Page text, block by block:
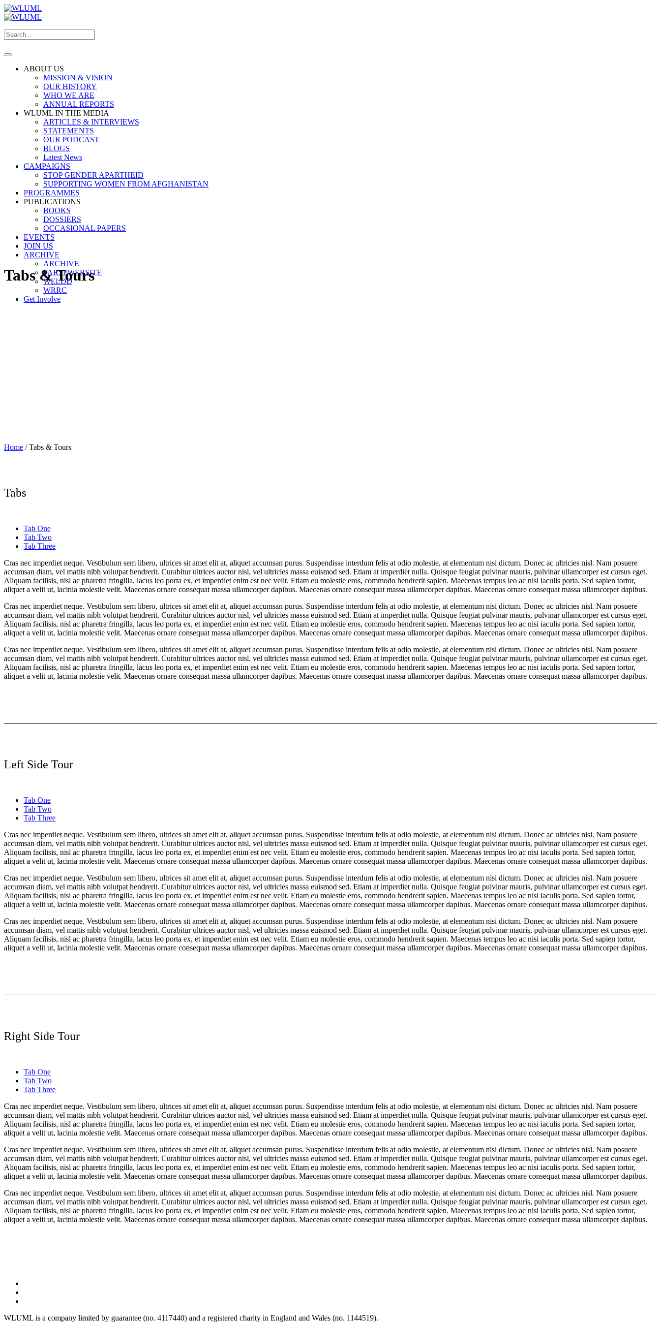
ABOUT US
MISSION & VISION
OUR HISTORY
WHO WE ARE
ANNUAL REPORTS
WLUML IN THE MEDIA
ARTICLES & INTERVIEWS
STATEMENTS
OUR PODCAST
BLOGS
Latest News
CAMPAIGNS
STOP GENDER APARTHEID
SUPPORTING WOMEN FROM AFGHANISTAN
PROGRAMMES
PUBLICATIONS
BOOKS
DOSSIERS
OCCASIONAL PAPERS
EVENTS
JOIN US
ARCHIVE
ARCHIVE
FARSI WEBSITE
WELDD
WRRC
Get Involve
Tabs & Tours
Home /Tabs & Tours
Tabs
Tab One
Tab Two
Tab Three
Cras nec imperdiet neque. Vestibulum sem libero, ultrices sit amet elit at, aliquet accumsan purus. Suspendisse interdum felis at odio molestie, at elementum nisi dictum. Donec ac ultricies nisl. Nam posuere
accumsan diam, vel mattis nibh volutpat hendrerit. Curabitur ultrices auctor nisl, vel ultricies massa euismod sed. Etiam at imperdiet nulla. Quisque feugiat pulvinar mauris, pulvinar ullamcorper est cursus eget.
Aliquam facilisis, nisl ac pharetra fringilla, lacus leo porta ex, et imperdiet enim est nec velit. Etiam eu molestie eros, commodo hendrerit sapien. Maecenas tempus leo ac nisi iaculis porta. Sed sapien tortor,
aliquet a velit ut, lacinia molestie velit. Maecenas ornare consequat massa ullamcorper dapibus. Maecenas ornare consequat massa ullamcorper dapibus. Maecenas ornare consequat massa ullamcorper dapibus.
Cras nec imperdiet neque. Vestibulum sem libero, ultrices sit amet elit at, aliquet accumsan purus. Suspendisse interdum felis at odio molestie, at elementum nisi dictum. Donec ac ultricies nisl. Nam posuere
accumsan diam, vel mattis nibh volutpat hendrerit. Curabitur ultrices auctor nisl, vel ultricies massa euismod sed. Etiam at imperdiet nulla. Quisque feugiat pulvinar mauris, pulvinar ullamcorper est cursus eget.
Aliquam facilisis, nisl ac pharetra fringilla, lacus leo porta ex, et imperdiet enim est nec velit. Etiam eu molestie eros, commodo hendrerit sapien. Maecenas tempus leo ac nisi iaculis porta. Sed sapien tortor,
aliquet a velit ut, lacinia molestie velit. Maecenas ornare consequat massa ullamcorper dapibus. Maecenas ornare consequat massa ullamcorper dapibus. Maecenas ornare consequat massa ullamcorper dapibus.
Cras nec imperdiet neque. Vestibulum sem libero, ultrices sit amet elit at, aliquet accumsan purus. Suspendisse interdum felis at odio molestie, at elementum nisi dictum. Donec ac ultricies nisl. Nam posuere
accumsan diam, vel mattis nibh volutpat hendrerit. Curabitur ultrices auctor nisl, vel ultricies massa euismod sed. Etiam at imperdiet nulla. Quisque feugiat pulvinar mauris, pulvinar ullamcorper est cursus eget.
Aliquam facilisis, nisl ac pharetra fringilla, lacus leo porta ex, et imperdiet enim est nec velit. Etiam eu molestie eros, commodo hendrerit sapien. Maecenas tempus leo ac nisi iaculis porta. Sed sapien tortor,
aliquet a velit ut, lacinia molestie velit. Maecenas ornare consequat massa ullamcorper dapibus. Maecenas ornare consequat massa ullamcorper dapibus. Maecenas ornare consequat massa ullamcorper dapibus.
Left Side Tour
Tab One
Tab Two
Tab Three
Cras nec imperdiet neque. Vestibulum sem libero, ultrices sit amet elit at, aliquet accumsan purus. Suspendisse interdum felis at odio molestie, at elementum nisi dictum. Donec ac ultricies nisl. Nam posuere
accumsan diam, vel mattis nibh volutpat hendrerit. Curabitur ultrices auctor nisl, vel ultricies massa euismod sed. Etiam at imperdiet nulla. Quisque feugiat pulvinar mauris, pulvinar ullamcorper est cursus eget.
Aliquam facilisis, nisl ac pharetra fringilla, lacus leo porta ex, et imperdiet enim est nec velit. Etiam eu molestie eros, commodo hendrerit sapien. Maecenas tempus leo ac nisi iaculis porta. Sed sapien tortor,
aliquet a velit ut, lacinia molestie velit. Maecenas ornare consequat massa ullamcorper dapibus. Maecenas ornare consequat massa ullamcorper dapibus. Maecenas ornare consequat massa ullamcorper dapibus.
Cras nec imperdiet neque. Vestibulum sem libero, ultrices sit amet elit at, aliquet accumsan purus. Suspendisse interdum felis at odio molestie, at elementum nisi dictum. Donec ac ultricies nisl. Nam posuere
accumsan diam, vel mattis nibh volutpat hendrerit. Curabitur ultrices auctor nisl, vel ultricies massa euismod sed. Etiam at imperdiet nulla. Quisque feugiat pulvinar mauris, pulvinar ullamcorper est cursus eget.
Aliquam facilisis, nisl ac pharetra fringilla, lacus leo porta ex, et imperdiet enim est nec velit. Etiam eu molestie eros, commodo hendrerit sapien. Maecenas tempus leo ac nisi iaculis porta. Sed sapien tortor,
aliquet a velit ut, lacinia molestie velit. Maecenas ornare consequat massa ullamcorper dapibus. Maecenas ornare consequat massa ullamcorper dapibus. Maecenas ornare consequat massa ullamcorper dapibus.
Cras nec imperdiet neque. Vestibulum sem libero, ultrices sit amet elit at, aliquet accumsan purus. Suspendisse interdum felis at odio molestie, at elementum nisi dictum. Donec ac ultricies nisl. Nam posuere
accumsan diam, vel mattis nibh volutpat hendrerit. Curabitur ultrices auctor nisl, vel ultricies massa euismod sed. Etiam at imperdiet nulla. Quisque feugiat pulvinar mauris, pulvinar ullamcorper est cursus eget.
Aliquam facilisis, nisl ac pharetra fringilla, lacus leo porta ex, et imperdiet enim est nec velit. Etiam eu molestie eros, commodo hendrerit sapien. Maecenas tempus leo ac nisi iaculis porta. Sed sapien tortor,
aliquet a velit ut, lacinia molestie velit. Maecenas ornare consequat massa ullamcorper dapibus. Maecenas ornare consequat massa ullamcorper dapibus. Maecenas ornare consequat massa ullamcorper dapibus.
Right Side Tour
Tab One
Tab Two
Tab Three
Cras nec imperdiet neque. Vestibulum sem libero, ultrices sit amet elit at, aliquet accumsan purus. Suspendisse interdum felis at odio molestie, at elementum nisi dictum. Donec ac ultricies nisl. Nam posuere
accumsan diam, vel mattis nibh volutpat hendrerit. Curabitur ultrices auctor nisl, vel ultricies massa euismod sed. Etiam at imperdiet nulla. Quisque feugiat pulvinar mauris, pulvinar ullamcorper est cursus eget.
Aliquam facilisis, nisl ac pharetra fringilla, lacus leo porta ex, et imperdiet enim est nec velit. Etiam eu molestie eros, commodo hendrerit sapien. Maecenas tempus leo ac nisi iaculis porta. Sed sapien tortor,
aliquet a velit ut, lacinia molestie velit. Maecenas ornare consequat massa ullamcorper dapibus. Maecenas ornare consequat massa ullamcorper dapibus. Maecenas ornare consequat massa ullamcorper dapibus.
Cras nec imperdiet neque. Vestibulum sem libero, ultrices sit amet elit at, aliquet accumsan purus. Suspendisse interdum felis at odio molestie, at elementum nisi dictum. Donec ac ultricies nisl. Nam posuere
accumsan diam, vel mattis nibh volutpat hendrerit. Curabitur ultrices auctor nisl, vel ultricies massa euismod sed. Etiam at imperdiet nulla. Quisque feugiat pulvinar mauris, pulvinar ullamcorper est cursus eget.
Aliquam facilisis, nisl ac pharetra fringilla, lacus leo porta ex, et imperdiet enim est nec velit. Etiam eu molestie eros, commodo hendrerit sapien. Maecenas tempus leo ac nisi iaculis porta. Sed sapien tortor,
aliquet a velit ut, lacinia molestie velit. Maecenas ornare consequat massa ullamcorper dapibus. Maecenas ornare consequat massa ullamcorper dapibus. Maecenas ornare consequat massa ullamcorper dapibus.
Cras nec imperdiet neque. Vestibulum sem libero, ultrices sit amet elit at, aliquet accumsan purus. Suspendisse interdum felis at odio molestie, at elementum nisi dictum. Donec ac ultricies nisl. Nam posuere
accumsan diam, vel mattis nibh volutpat hendrerit. Curabitur ultrices auctor nisl, vel ultricies massa euismod sed. Etiam at imperdiet nulla. Quisque feugiat pulvinar mauris, pulvinar ullamcorper est cursus eget.
Aliquam facilisis, nisl ac pharetra fringilla, lacus leo porta ex, et imperdiet enim est nec velit. Etiam eu molestie eros, commodo hendrerit sapien. Maecenas tempus leo ac nisi iaculis porta. Sed sapien tortor,
aliquet a velit ut, lacinia molestie velit. Maecenas ornare consequat massa ullamcorper dapibus. Maecenas ornare consequat massa ullamcorper dapibus. Maecenas ornare consequat massa ullamcorper dapibus.
WLUML is a company limited by guarantee (no. 4117440) and a registered charity in England and Wales (no. 1144519).